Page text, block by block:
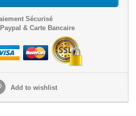
Sécurisé
& Carte Bancaire
Add to wishlist